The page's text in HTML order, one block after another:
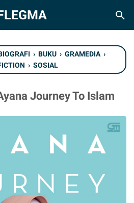
› BUKU › GRAMEDIA ›
› SOSIAL
Journey To Islam